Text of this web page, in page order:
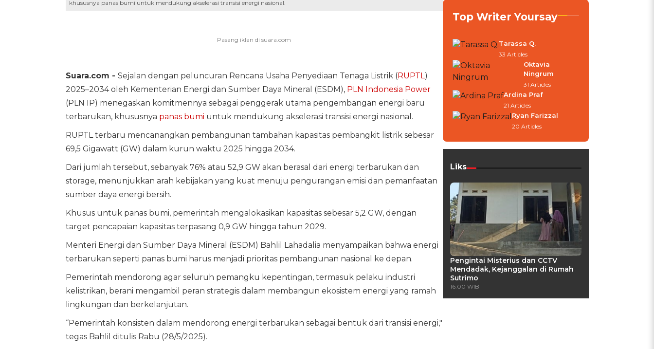
khususnya panas bumi untuk mendukung akselerasi transisi energi nasional.
Suara.com - Sejalan dengan peluncuran Rencana Usaha Penyediaan Tenaga Listrik (RUPTL )
2025–2034 oleh Kementerian Energi dan Sumber Daya Mineral (ESDM), PLN Indonesia Power
(PLN IP) menegaskan komitmennya sebagai penggerak utama pengembangan energi baru
terbarukan, khususnya panas bumi untuk mendukung akselerasi transisi energi nasional.
RUPTL terbaru mencanangkan pembangunan tambahan kapasitas pembangkit listrik sebesar
69,5 Gigawatt (GW) dalam kurun waktu 2025 hingga 2034.
Dari jumlah tersebut, sebanyak 76% atau 52,9 GW akan berasal dari energi terbarukan dan
storage, menunjukkan arah kebijakan yang kuat menuju pengurangan emisi dan pemanfaatan
sumber daya energi bersih.
Khusus untuk panas bumi, pemerintah mengalokasikan kapasitas sebesar 5,2 GW, dengan
target pencapaian kapasitas terpasang 0,9 GW hingga tahun 2029.
Menteri Energi dan Sumber Daya Mineral (ESDM) Bahlil Lahadalia menyampaikan bahwa energi
terbarukan seperti panas bumi harus menjadi prioritas pembangunan nasional ke depan.
Pemerintah mendorong agar seluruh pemangku kepentingan, termasuk pelaku industri
kelistrikan, berani mengambil peran strategis dalam membangun ekosistem energi yang ramah
lingkungan dan berkelanjutan.
“Pemerintah konsisten dalam mendorong energi terbarukan sebagai bentuk dari transisi energi,"
tegas Bahlil ditulis Rabu (28/5/2025).
Top Writer Yoursay
Tarassa Q.
33 Articles
Oktavia
Ningrum
31 Articles
Ardina Praf
21 Articles
Ryan Farizzal
20 Articles
Liks
Pengintai Misterius dan CCTV
Mendadak, Kejanggalan di Rumah
Sutrimo
16:00 WIB